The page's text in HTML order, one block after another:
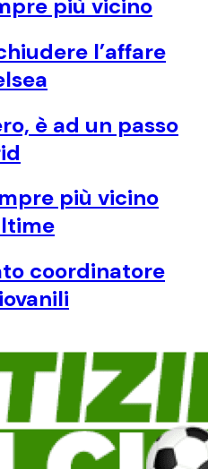
l’affare
è ad un passo
più vicino
coordinatore